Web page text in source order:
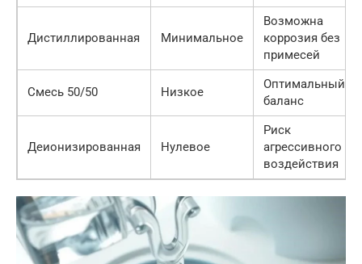
Дистиллированная Минимальное
Возможна
коррозия без
примесей
Смесь 50/50 Низкое
Оптимальный
баланс
Деионизированная Нулевое
Риск
агрессивного
воздействия